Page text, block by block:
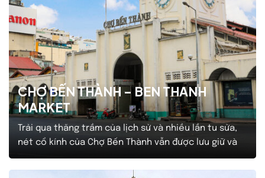
CHỢ BẾN THÀNH – BEN THANH
MARKET
Trải qua thăng trầm của lịch sử và nhiều lần tu sửa,
nét cổ kính của Chợ Bến Thành vẫn được lưu giữ và
trở thành một biểu tượng không thể tách rời khi
nhắc đến Thành phố Hồ Chí Minh. Chợ Bến Thành